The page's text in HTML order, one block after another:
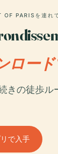
PARISを連れ
ロード
きの徒歩ル
で入手